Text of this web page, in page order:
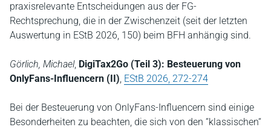
praxisrelevante Entscheidungen aus der FG-
Rechtsprechung, die in der Zwischenzeit (seit der letzten
Auswertung in EStB 2026, 150) beim BFH anhängig sind.
Görlich, Michael, DigiTax2Go (Teil 3): Besteuerung von
OnlyFans-Influencern (II), EStB 2026, 272-274
Bei der Besteuerung von OnlyFans-Influencern sind einige
Besonderheiten zu beachten, die sich von den “klassischen“